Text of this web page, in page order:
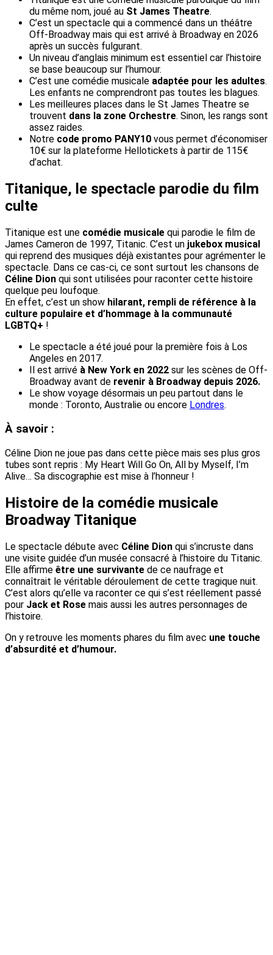
du même nom, joué au St James Theatre.
C’est un spectacle qui a commencé dans un théâtre
Off-Broadway mais qui est arrivé à Broadway en 2026
après un succès fulgurant.
Un niveau d’anglais minimum est essentiel car l’histoire
se base beaucoup sur l’humour.
C’est une comédie musicale adaptée pour les adultes.
Les enfants ne comprendront pas toutes les blagues.
Les meilleures places dans le St James Theatre se
trouvent dans la zone Orchestre. Sinon, les rangs sont
assez raides.
Notre code promo PANY10 vous permet d’économiser
10€ sur la plateforme Hellotickets à partir de 115€
d’achat.
Titanique, le spectacle parodie du film
culte
Titanique est une comédie musicale qui parodie le film de
James Cameron de 1997, Titanic. C’est un jukebox musical
qui reprend des musiques déjà existantes pour agrémenter le
spectacle. Dans ce cas-ci, ce sont surtout les chansons de
Céline Dion qui sont utilisées pour raconter cette histoire
quelque peu loufoque.
En effet, c’est un show hilarant, rempli de référence à la
culture populaire et d’hommage à la communauté
LGBTQ+ !
Le spectacle a été joué pour la première fois à Los
Angeles en 2017.
Il est arrivé à New York en 2022 sur les scènes de Off-
Broadway avant de revenir à Broadway depuis 2026.
Le show voyage désormais un peu partout dans le
monde : Toronto, Australie ou encore Londres.
À savoir :
Céline Dion ne joue pas dans cette pièce mais ses plus gros
tubes sont repris : My Heart Will Go On, All by Myself, I’m
Alive… Sa discographie est mise à l’honneur !
Histoire de la comédie musicale
Broadway Titanique
Le spectacle débute avec Céline Dion qui s’incruste dans
une visite guidée d’un musée consacré à l’histoire du Titanic.
Elle affirme être une survivante de ce naufrage et
connaîtrait le véritable déroulement de cette tragique nuit.
C’est alors qu’elle va raconter ce qui s’est réellement passé
pour Jack et Rose mais aussi les autres personnages de
l’histoire.
On y retrouve les moments phares du film avec une touche
d’absurdité et d’humour.